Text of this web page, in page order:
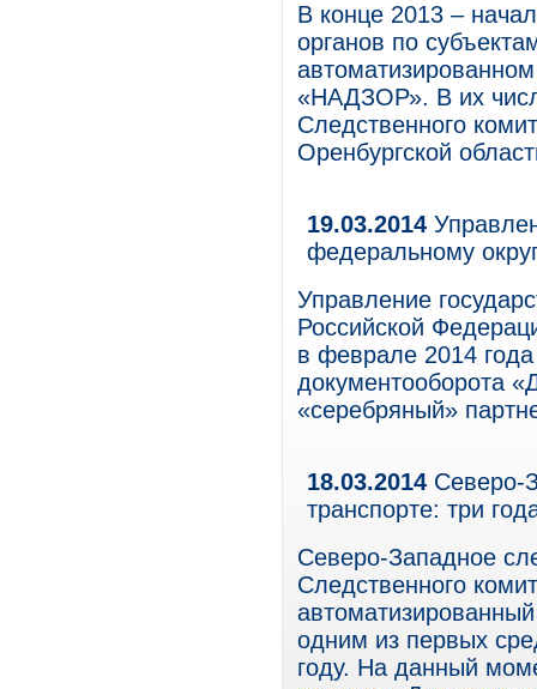
В конце 2013 –
органов по
«НАДЗОР». В их
Следственного
Оренбургской
19.03.2014
федеральному
Управление
Российской
в феврале 2014
документооборота
«серебряный»
18.03.2014 Северо-
транспорте: три
Северо-Западное
Следственного
одним из первых
году. На данный